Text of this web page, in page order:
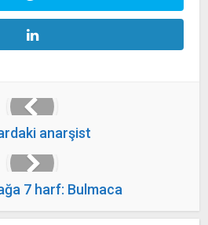
anarşist
7 harf: Bulmaca